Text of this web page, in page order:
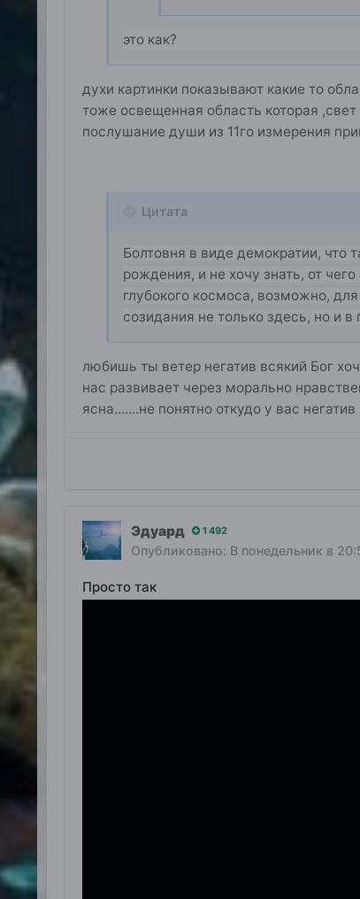
это как?
духи картинки показывают какие то
тоже освещенная область которая
послушание души из 11го измерения
Цитата
Болтовня в виде демократии, что
рождения, и не хочу знать, от
глубокого космоса, возможно,
созидания не только здесь, но и в
любишь ты ветер негатив всякий Бог
нас развивает через морально
ясна.......не понятно откудо у вас
Эдуард 1 492
Опубликовано: В понедельник в
Просто так